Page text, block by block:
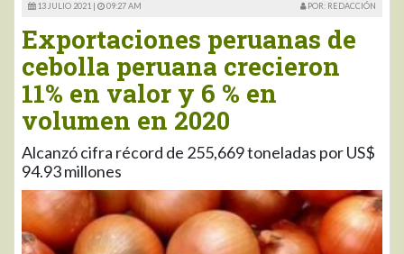
13 JULIO 2021 | 09:27 AM POR: REDACCIÓN
Exportaciones peruanas de
cebolla peruana crecieron
11% en valor y 6 % en
volumen en 2020
Alcanzó cifra récord de 255,669 toneladas por US$
94.93 millones